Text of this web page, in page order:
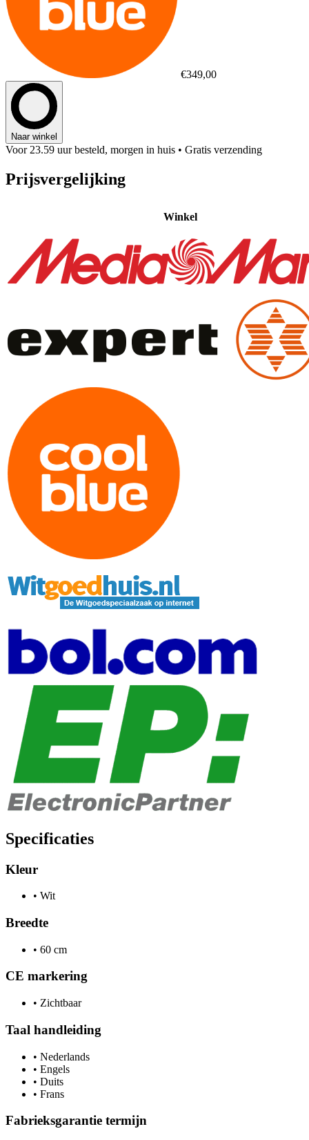
€349,00
Naar winkel
Voor 23.59 uur besteld, morgen in huis • Gratis verzending
Prijsvergelijking
Winkel
Specificaties
Kleur
• Wit
Breedte
• 60 cm
CE markering
• Zichtbaar
Taal handleiding
• Nederlands
• Engels
• Duits
• Frans
Fabrieksgarantie termijn